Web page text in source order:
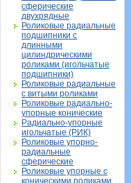
сферические
двухрядные
Роликовые радиальные
подшипники с
длинными
цилиндрическими
роликами (игольчатые
подшипники)
Роликовые радиальные
с витыми роликами
Роликовые радиально-
упорные конические
Радиально-упорные
игольчатые (РИК)
Роликовые упорно-
радиальные
сферические
Роликовые упорные с
коническими роликами